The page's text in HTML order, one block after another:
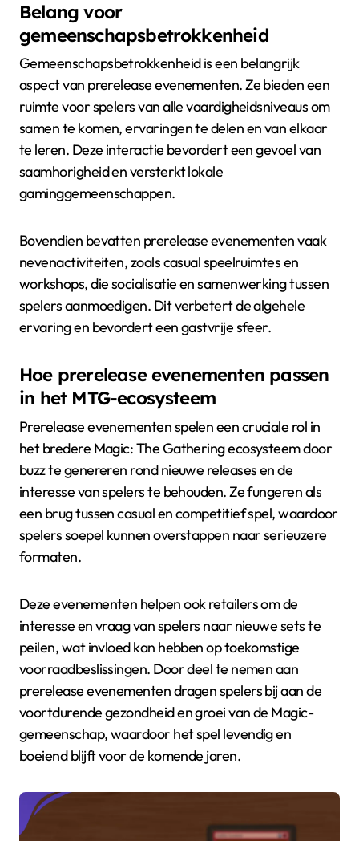
Belang voor
gemeenschapsbetrokkenheid
Gemeenschapsbetrokkenheid is een belangrijk
aspect van prerelease evenementen. Ze bieden een
ruimte voor spelers van alle vaardigheidsniveaus om
samen te komen, ervaringen te delen en van elkaar
te leren. Deze interactie bevordert een gevoel van
saamhorigheid en versterkt lokale
gaminggemeenschappen.
Bovendien bevatten prerelease evenementen vaak
nevenactiviteiten, zoals casual speelruimtes en
workshops, die socialisatie en samenwerking tussen
spelers aanmoedigen. Dit verbetert de algehele
ervaring en bevordert een gastvrije sfeer.
Hoe prerelease evenementen passen
in het MTG-ecosysteem
Prerelease evenementen spelen een cruciale rol in
het bredere Magic: The Gathering ecosysteem door
buzz te genereren rond nieuwe releases en de
interesse van spelers te behouden. Ze fungeren als
een brug tussen casual en competitief spel, waardoor
spelers soepel kunnen overstappen naar serieuzere
formaten.
Deze evenementen helpen ook retailers om de
interesse en vraag van spelers naar nieuwe sets te
peilen, wat invloed kan hebben op toekomstige
voorraadbeslissingen. Door deel te nemen aan
prerelease evenementen dragen spelers bij aan de
voortdurende gezondheid en groei van de Magic-
gemeenschap, waardoor het spel levendig en
boeiend blijft voor de komende jaren.